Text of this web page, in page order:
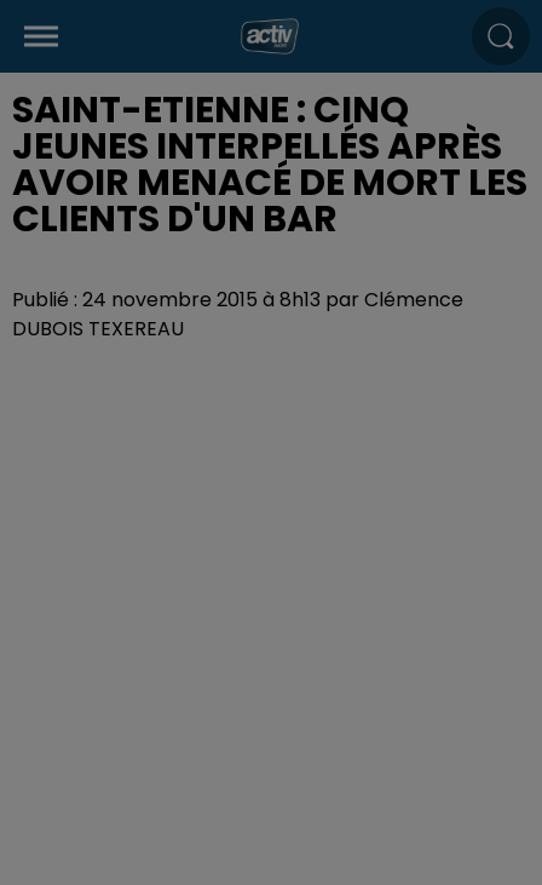
SAINT-ETIENNE : CINQ
JEUNES INTERPELLÉS APRÈS
AVOIR MENACÉ DE MORT LES
CLIENTS D'UN BAR
Publié : 24 novembre 2015 à 8h13 par Clémence
DUBOIS TEXEREAU